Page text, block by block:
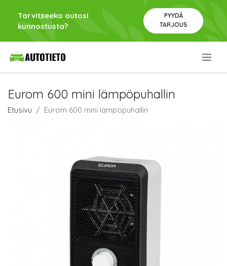
Tarvitseeko autosi
kunnostusta?
PYYDÄ
TARJOUS
Eurom 600 mini lämpöpuhallin
Etusivu Eurom 600 mini lämpöpuhallin